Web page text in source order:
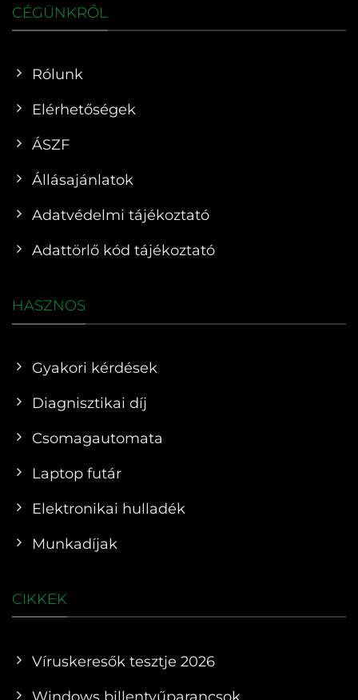
CÉGÜNKRŐL
Rólunk
Elérhetőségek
ÁSZF
Állásajánlatok
Adatvédelmi tájékoztató
Adattörlő kód tájékoztató
HASZNOS
Gyakori kérdések
Diagnisztikai díj
Csomagautomata
Laptop futár
Elektronikai hulladék
Munkadíjak
CIKKEK
Víruskeresők tesztje 2026
Windows billentyűparancsok